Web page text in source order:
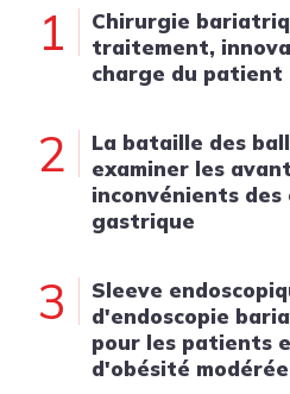
1
Chirurgie
traitement,
charge du patient
2
La bataille des
examiner les
inconvénients
gastrique
3
Sleeve
d'endoscopie
pour les patients
d'obésité